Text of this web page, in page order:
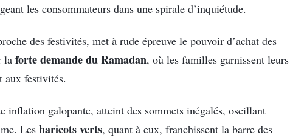
les consommateurs dans une spirale d’inquiétude.
des festivités, met à rude épreuve le pouvoir d’achat des
la forte demande du Ramadan, où les familles garnissent leurs
aux festivités.
inflation galopante, atteint des sommets inégalés, oscillant
Les haricots verts, quant à eux, franchissent la barre des